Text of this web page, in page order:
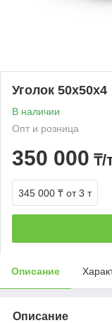
Уголок 50х50х4
В наличии
Опт и розница
350 000 ₸/
345 000 ₸ от 3 т
Описание
Описание